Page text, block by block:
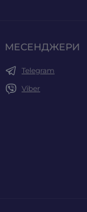
МЕСЕНДЖЕРИ
Telegram
Viber